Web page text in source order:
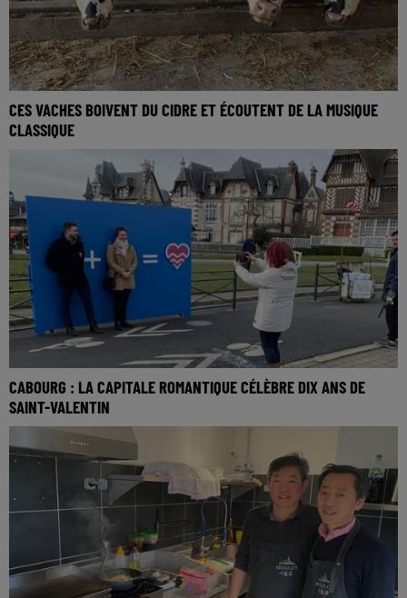
CES VACHES BOIVENT DU CIDRE ET ÉCOUTENT DE LA MUSIQUE
CLASSIQUE
CABOURG : LA CAPITALE ROMANTIQUE CÉLÈBRE DIX ANS DE
SAINT-VALENTIN